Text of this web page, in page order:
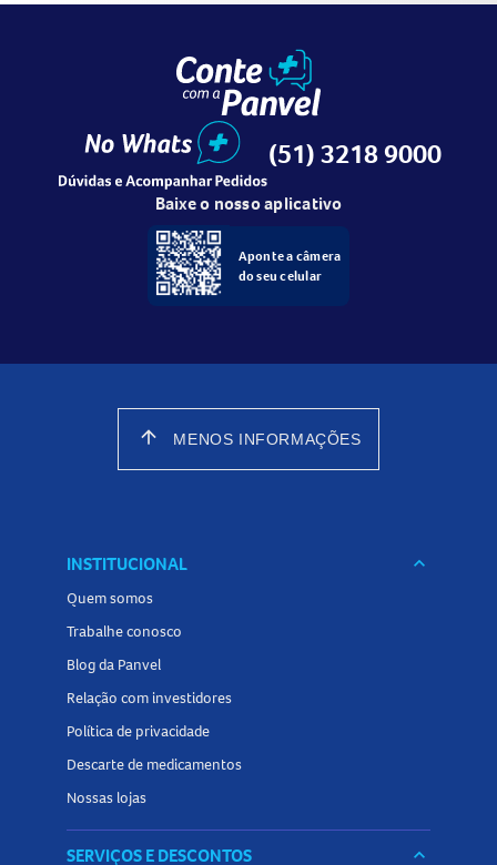
(51) 3218 9000
Baixe o nosso aplicativo
Aponte a câmera
do seu celular
arrow_upward MENOS INFORMAÇÕES
INSTITUCIONAL keyboard_arrow_down
Quem somos
Trabalhe conosco
Blog da Panvel
Relação com investidores
Política de privacidade
Descarte de medicamentos
Nossas lojas
SERVIÇOS E DESCONTOS keyboard_arrow_down